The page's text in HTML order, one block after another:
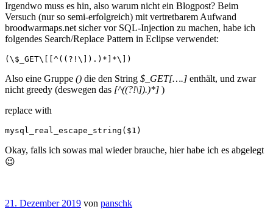
Irgendwo muss es hin, also warum nicht ein Blogpost? Beim
Versuch (nur so semi-erfolgreich) mit vertretbarem Aufwand
broodwarmaps.net sicher vor SQL-Injection zu machen, habe ich
folgendes Search/Replace Pattern in Eclipse verwendet:
(\$_GET\[[^((?!\]).)*]*\])
Also eine Gruppe () die den String $_GET[….] enthält, und zwar
nicht greedy (deswegen das [^((?!\]).)*] )
replace with
mysql_real_escape_string($1)
Okay, falls ich sowas mal wieder brauche, hier habe ich es abgelegt
😉
21. Dezember 2019 von panschk